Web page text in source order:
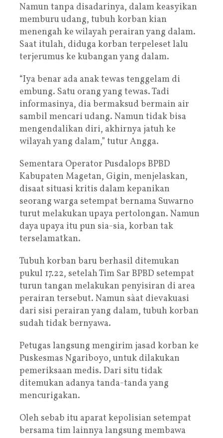
Namun tanpa disadarinya, dalam keasyikan
memburu udang, tubuh korban kian
menengah ke wilayah perairan yang dalam.
Saat itulah, diduga korban terpeleset lalu
terjerumus ke kubangan yang dalam.
“Iya benar ada anak tewas tenggelam di
embung. Satu orang yang tewas. Tadi
informasinya, dia bermaksud bermain air
sambil mencari udang. Namun tidak bisa
mengendalikan diri, akhirnya jatuh ke
wilayah yang dalam,” tutur Angga.
Sementara Operator Pusdalops BPBD
Kabupaten Magetan, Gigin, menjelaskan,
disaat situasi kritis dalam kepanikan
seorang warga setempat bernama Suwarno
turut melakukan upaya pertolongan. Namun
daya upaya itu pun sia-sia, korban tak
terselamatkan.
Tubuh korban baru berhasil ditemukan
pukul 17.22, setelah Tim Sar BPBD setempat
turun tangan melakukan penyisiran di area
perairan tersebut. Namun sàat dievakuasi
dari sisi perairan yang dalam, tubuh korban
sudah tidak bernyawa.
Petugas langsung mengirim jasad korban ke
Puskesmas Ngariboyo, untuk dilakukan
pemeriksaan medis. Dari situ tidak
ditemukan adanya tanda-tanda yang
mencurigakan.
Oleh sebab itu aparat kepolisian setempat
bersama tim lainnya langsung membawa